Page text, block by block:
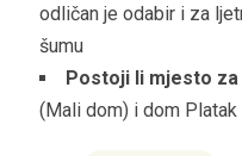
odličan je odabir i za
šumu
Postoji li mjesto za
(Mali dom) i dom